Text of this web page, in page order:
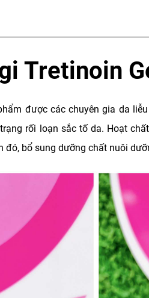
Tretinoin
được các chuyên gia da
rối loạn sắc tố da. Hoạt
đó, bổ sung dưỡng chất nuôi